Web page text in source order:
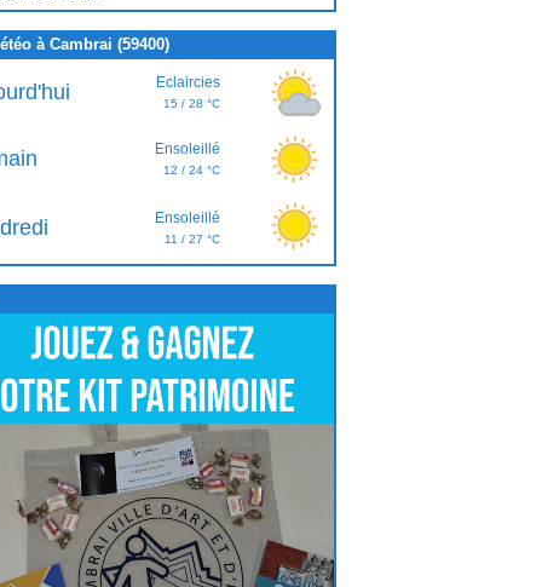
à Cambrai (59400)
Eclaircies
15 / 28 °C
Ensoleillé
12 / 24 °C
Ensoleillé
11 / 27 °C